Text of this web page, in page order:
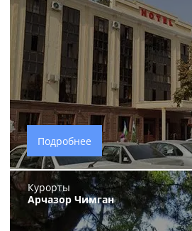
Подробнее
Курорты
Арчазор Чимган